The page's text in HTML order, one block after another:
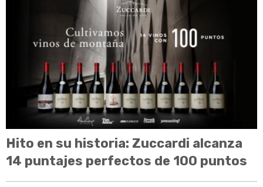
Hito en su historia: Zuccardi alcanza
14 puntajes perfectos de 100 puntos